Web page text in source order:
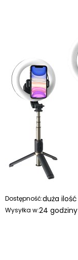
Dostępność:duża ilość
Wysyłka w:24 godziny